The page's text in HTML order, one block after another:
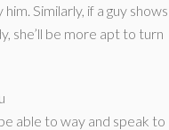
Similarly, if a guy shows
she’ll be more apt to turn
able to way and speak to